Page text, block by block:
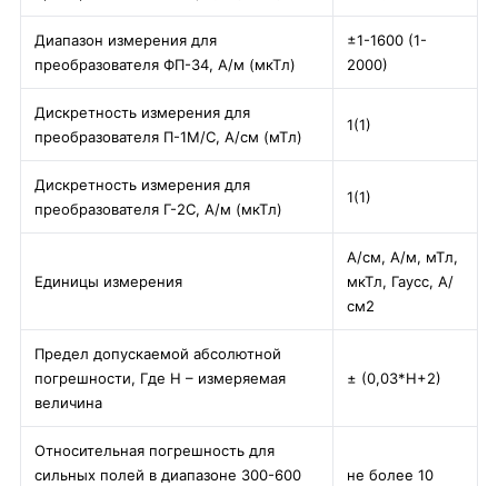
Диапазон измерения для
преобразователя ФП-34, А/м (мкТл)
±1-1600 (1-
2000)
Дискретность измерения для
преобразователя П-1М/С, А/см (мТл)
1(1)
Дискретность измерения для
преобразователя Г-2С, А/м (мкТл)
1(1)
Единицы измерения
А/см, А/м, мТл,
мкТл, Гаусс, А/
см2
Предел допускаемой абсолютной
погрешности, Где Н – измеряемая
величина
± (0,03*Н+2)
Относительная погрешность для
сильных полей в диапазоне 300-600
не более 10